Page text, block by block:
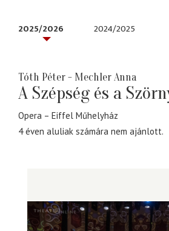
2025/2026 2024/2025
Tóth Péter - Mechler Anna
A Szépség és a
Opera – Eiffel Műhelyház
4 éven aluliak számára nem ajánlott.